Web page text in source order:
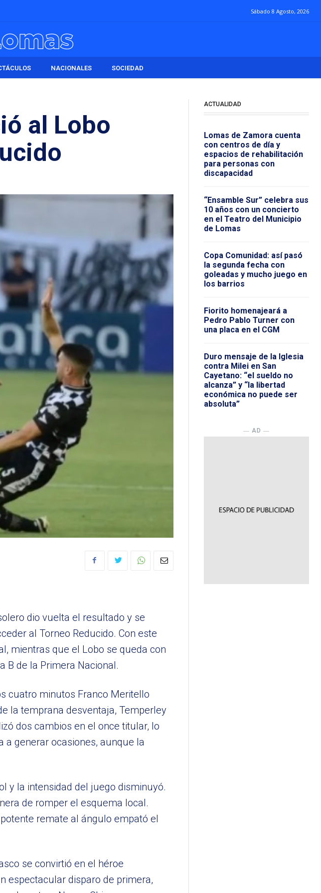
Sábado 8 Agosto, 2026
NACIONALES SOCIEDAD
al Lobo
dio vuelta el resultado y se
al Torneo Reducido. Con este
mientras que el Lobo se queda con
B de la Primera Nacional.
cuatro minutos Franco Meritello
la temprana desventaja, Temperley
dos cambios en el once titular, lo
generar ocasiones, aunque la
y la intensidad del juego disminuyó.
de romper el esquema local.
remate al ángulo empató el
se convirtió en el héroe
espectacular disparo de primera,
ACTUALIDAD
Lomas de Zamora cuenta
con centros de día y
espacios de rehabilitación
para personas con
discapacidad
“Ensamble Sur” celebra sus
10 años con un concierto
en el Teatro del Municipio
de Lomas
Copa Comunidad: así pasó
la segunda fecha con
goleadas y mucho juego en
los barrios
Fiorito homenajeará a
Pedro Pablo Turner con
una placa en el CGM
Duro mensaje de la Iglesia
contra Milei en San
Cayetano: “el sueldo no
alcanza” y “la libertad
económica no puede ser
absoluta”
― AD ―